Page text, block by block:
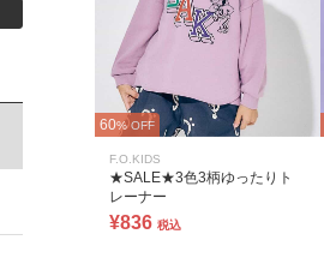
60% OFF
F.O.KIDS
★SALE★3色3柄ゆったりト
レーナー
¥836 税込